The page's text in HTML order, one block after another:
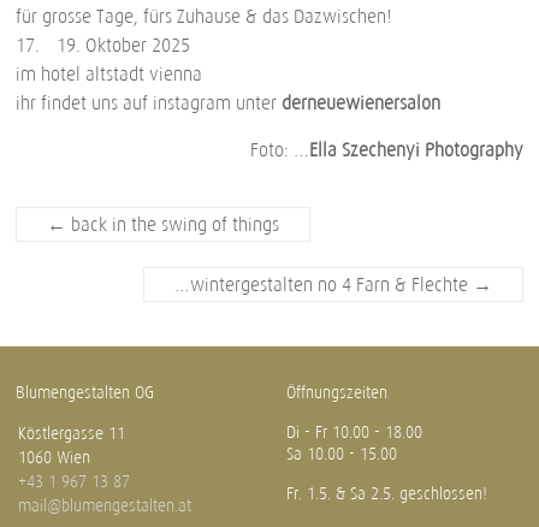
für grosse Tage, fürs Zuhause & das Dazwischen!
17. – 19. Oktober 2025
im hotel altstadt vienna
ihr findet uns auf instagram unter derneuewienersalon
Foto: … Ella Szechenyi Photography
← back in the swing of things
…wintergestalten no 4 Farn & Flechte →
Blumengestalten OG
Köstlergasse 11
1060 Wien
+43 1 967 13 87
mail@blumengestalten.at
Öffnungszeiten
Di - Fr 10.00 - 18.00
Sa 10.00 - 15.00
Fr. 1.5. & Sa 2.5. geschlossen!